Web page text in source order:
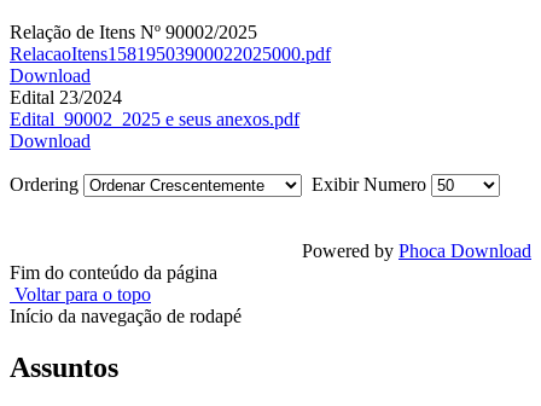
Relação de Itens Nº 90002/2025
RelacaoItens15819503900022025000.pdf
Download
Edital 23/2024
Edital_90002_2025 e seus anexos.pdf
Download
Ordering Exibir Numero
Powered by Phoca Download
Fim do conteúdo da página
Voltar para o topo
Início da navegação de rodapé
Assuntos